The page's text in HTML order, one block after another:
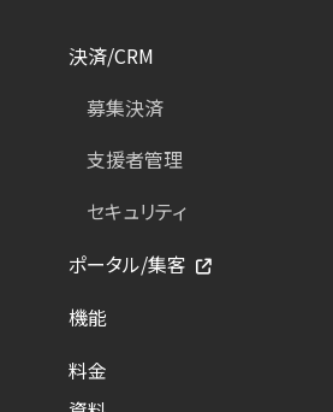
決済/CRM
募集決済
支援者管理
セキュリティ
ポータル/集客
機能
料金